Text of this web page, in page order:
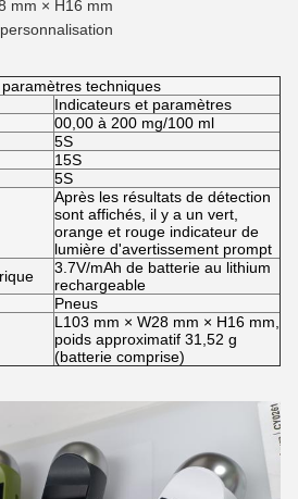
mm × H16 mm
techniques
Indicateurs et paramètres
00,00 à 200 mg/100 ml
5S
15S
5S
Après les résultats de détection
sont affichés, il y a un vert,
orange et rouge indicateur de
lumière d'avertissement prompt
3.7V/mAh de batterie au lithium
rechargeable
Pneus
L103 mm × W28 mm × H16 mm,
poids approximatif 31,52 g
(batterie comprise)